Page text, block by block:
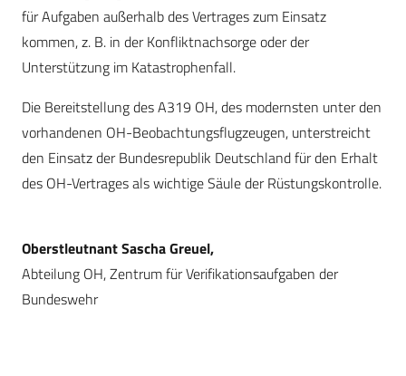
für Aufgaben außerhalb des Vertrages zum Einsatz
kommen, z. B. in der Konfliktnachsorge oder der
Unterstützung im Katastrophenfall.
Die Bereitstellung des A319 OH, des modernsten unter den
vorhandenen OH-Beobachtungsflugzeugen, unterstreicht
den Einsatz der Bundesrepublik Deutschland für den Erhalt
des OH-Vertrages als wichtige Säule der Rüstungskontrolle.
Oberstleutnant Sascha Greuel,
Abteilung OH, Zentrum für Verifikationsaufgaben der
Bundeswehr